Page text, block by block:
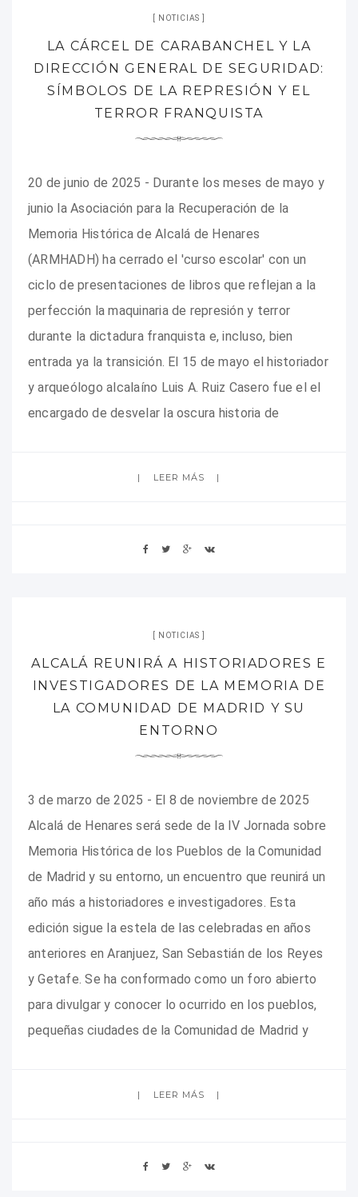
NOTICIAS
LA CÁRCEL DE CARABANCHEL Y LA
DIRECCIÓN GENERAL DE SEGURIDAD:
SÍMBOLOS DE LA REPRESIÓN Y EL
TERROR FRANQUISTA
20 de junio de 2025 - Durante los meses de mayo y
junio la Asociación para la Recuperación de la
Memoria Histórica de Alcalá de Henares
(ARMHADH) ha cerrado el 'curso escolar' con un
ciclo de presentaciones de libros que reflejan a la
perfección la maquinaria de represión y terror
durante la dictadura franquista e, incluso, bien
entrada ya la transición. El 15 de mayo el historiador
y arqueólogo alcalaíno Luis A. Ruiz Casero fue el el
encargado de desvelar la oscura historia de
LEER MÁS
NOTICIAS
ALCALÁ REUNIRÁ A HISTORIADORES E
INVESTIGADORES DE LA MEMORIA DE
LA COMUNIDAD DE MADRID Y SU
ENTORNO
3 de marzo de 2025 - El 8 de noviembre de 2025
Alcalá de Henares será sede de la IV Jornada sobre
Memoria Histórica de los Pueblos de la Comunidad
de Madrid y su entorno, un encuentro que reunirá un
año más a historiadores e investigadores. Esta
edición sigue la estela de las celebradas en años
anteriores en Aranjuez, San Sebastián de los Reyes
y Getafe. Se ha conformado como un foro abierto
para divulgar y conocer lo ocurrido en los pueblos,
pequeñas ciudades de la Comunidad de Madrid y
LEER MÁS